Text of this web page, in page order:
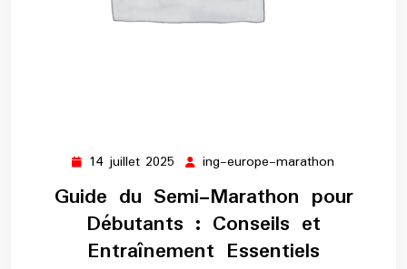
14 juillet 2025 14
juillet
2025
ing-europe-marathon
marathon
Guide du Semi-Marathon pour
Débutants : Conseils et
Entraînement Essentiels